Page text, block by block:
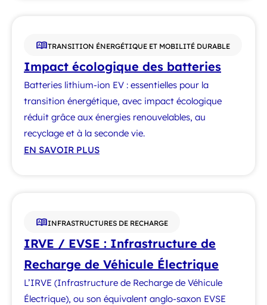
TRANSITION ÉNERGÉTIQUE ET MOBILITÉ DURABLE
Impact écologique des batteries
Batteries lithium-ion EV : essentielles pour la
transition énergétique, avec impact écologique
réduit grâce aux énergies renouvelables, au
recyclage et à la seconde vie.
EN SAVOIR PLUS
INFRASTRUCTURES DE RECHARGE
IRVE / EVSE : Infrastructure de
Recharge de Véhicule Électrique
L’IRVE (Infrastructure de Recharge de Véhicule
Électrique), ou son équivalent anglo-saxon EVSE